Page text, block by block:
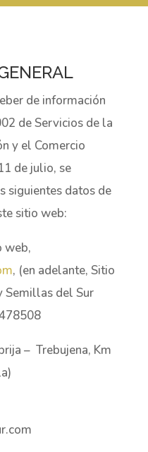
de información
de Servicios de la
y el Comercio
de julio, se
siguientes datos de
sitio web:
web,
, (en adelante, Sitio
Semillas del Sur
– Trebujena, Km